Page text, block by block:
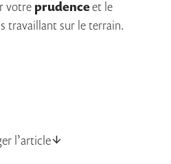
votre prudenceet le
travaillant sur le terrain.
l’article